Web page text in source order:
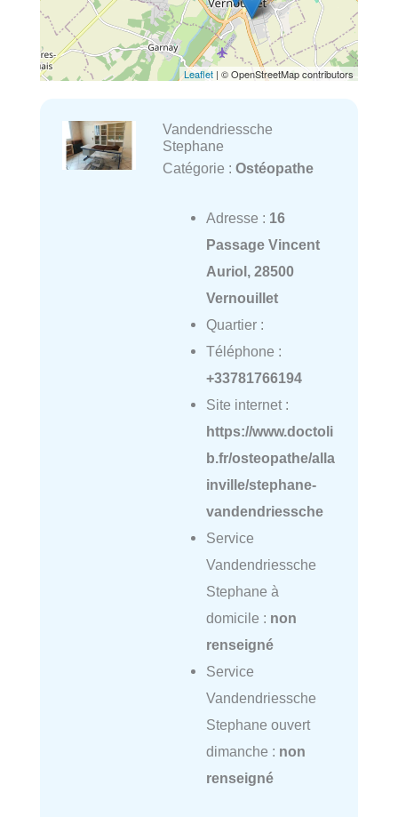
Leaflet | © OpenStreetMap contributors
Vandendriessche
Stephane
Catégorie : Ostéopathe
Adresse : 16
Passage Vincent
Auriol, 28500
Vernouillet
Quartier :
Téléphone :
+33781766194
Site internet :
https://www.doctoli
b.fr/osteopathe/alla
inville/stephane-
vandendriessche
Service
Vandendriessche
Stephane à
domicile : non
renseigné
Service
Vandendriessche
Stephane ouvert
dimanche : non
renseigné